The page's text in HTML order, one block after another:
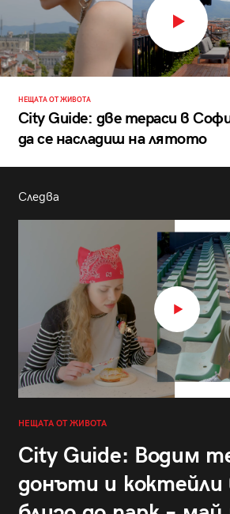
НЕЩАТА ОТ ЖИВОТА
City Guide: две тераси в
да се насладиш на лятото
Следва
НЕЩАТА ОТ ЖИВОТА
City Guide: Водим
донъти и коктейли